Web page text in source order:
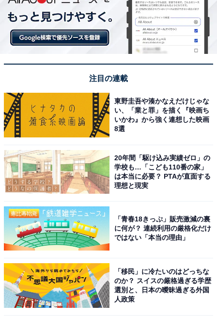
1位は「町田駅（町田市）」
「町田駅」は、JR横浜線と小田急小田原線が利用できる
駅。新宿駅や横浜駅まで乗り換えなしで約30分と、アク
セスに優れています。駅の周辺は、商業施設や飲食店が
充実。閑静な住宅街も広がるエリアです。
アットホームのサイトによると、2022年2月時点での町
田駅の家賃相場はワンルーム～1Kが6万円、1DK～2DK
が7万6100円、2LDK～3DKが9万800円です。
＞5位までの全ランキング結果を見る
【おすすめ記事】
・
注目の連載
東野圭吾や湊かなえだけじゃな
い、「業と罪」を描く『映画ち
いかわ』から強く連想した映画
8選
20年間「駆け込み実績ゼロ」の
学校も…「こども110番の家」
は本当に必要？ PTAが直面する
理想と現実
「青春18きっぷ」販売激減の裏
に何が？ 連続利用の厳格化だけ
ではない「本当の理由」
「移民」に冷たいのはどっちな
のか？ スイスの厳格過ぎる学歴
選別と、日本の曖昧過ぎる外国
人政策